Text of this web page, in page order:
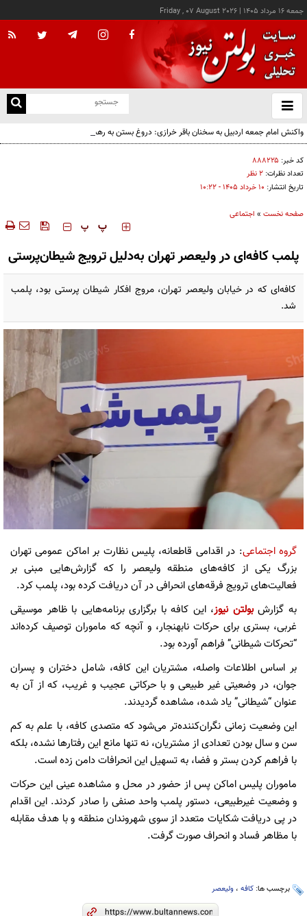
جمعه ۱۶ مرداد ۱۴۰۵ |
Friday , 07 August 2026
باز
و
واکنش امام جمعه اردبیل به سخنان باقر خرازی: دروغ بستن به رهبری قطعاً جرم بسیار بزرگی
است
کد خبر: ۸۸۸۲۲۵
تعداد نظرات: ۲ نظر
تاریخ انتشار: ۱۰ خرداد ۱۴۰۵ - ۱۰:۲۲
صفحه نخست » اجتماعی
‍‍‍ پ پ
پلمب کافه‌ای در ولیعصر تهران به‌دلیل ترویج شیطان‌پرستی
کافه‌ای که در خیابان ولیعصر تهران، مروج افکار شیطان پرستی بود، پلمب
شد.
گروه اجتماعی: در اقدامی قاطعانه، پلیس نظارت بر اماکن عمومی تهران
بزرگ یکی از کافه‌های منطقه ولیعصر را که گزارش‌هایی مبنی بر
فعالیت‌های ترویج فرقه‌های انحرافی در آن دریافت کرده بود، پلمب کرد.
به گزارشبولتن نیوز، این کافه با برگزاری برنامه‌هایی با ظاهر موسیقی
غربی، بستری برای حرکات نابهنجار، و آنچه که ماموران توصیف کرده‌اند
“تحرکات شیطانی” فراهم آورده بود.
بر اساس اطلاعات واصله، مشتریان این کافه، شامل دختران و پسران
جوان، در وضعیتی غیر طبیعی و با حرکاتی عجیب و غریب، که از آن به
عنوان “شیطانی” یاد شده، مشاهده گردیدند.
این وضعیت زمانی نگران‌کننده‌تر می‌شود که متصدی کافه، با علم به کم
سن و سال بودن تعدادی از مشتریان، نه تنها مانع این رفتار‌ها نشده، بلکه
با فراهم کردن بستر و فضا، به تسهیل این انحرافات دامن زده است.
ماموران پلیس اماکن پس از حضور در محل و مشاهده عینی این حرکات
و وضعیت غیرطبیعی، دستور پلمب واحد صنفی را صادر کردند. این اقدام
در پی دریافت شکایات متعدد از سوی شهروندان منطقه و با هدف مقابله
با مظاهر فساد و انحراف صورت گرفت.
برچسب ها: کافه ، ولیعصر